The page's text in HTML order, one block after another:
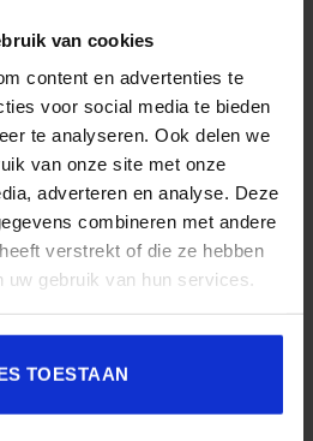
van cookies
content en advertenties te
voor social media te bieden
te analyseren. Ook delen we
van onze site met onze
adverteren en analyse. Deze
combineren met andere
verstrekt of die ze hebben
uw gebruik van hun services.
TOESTAAN